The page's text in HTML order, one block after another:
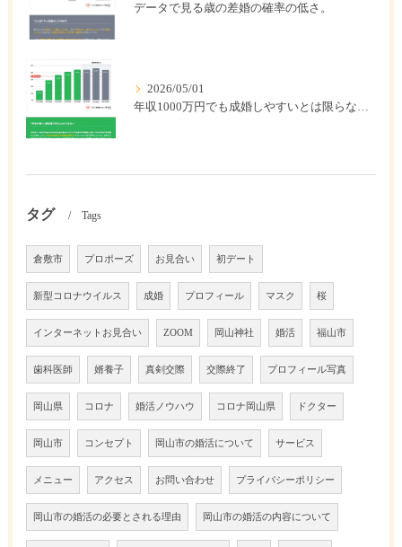
データで見る歳の差婚の確率の低さ。
2026/05/01
年収1000万円でも成婚しやすいとは限らない? 「年収帯別の成婚率」のリアル
タグ Tags
倉敷市 プロポーズ お見合い 初デート
新型コロナウイルス 成婚 プロフィール マスク 桜
インターネットお見合い ZOOM 岡山神社 婚活 福山市
歯科医師 婿養子 真剣交際 交際終了 プロフィール写真
岡山県 コロナ 婚活ノウハウ コロナ岡山県 ドクター
岡山市 コンセプト 岡山市の婚活について サービス
メニュー アクセス お問い合わせ プライバシーポリシー
岡山市の婚活の必要とされる理由 岡山市の婚活の内容について